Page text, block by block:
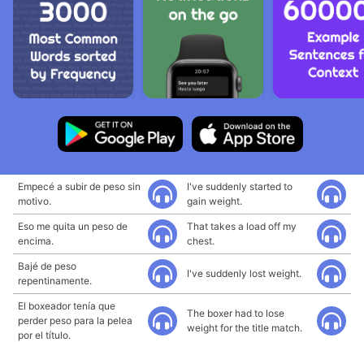
Empecé a subir de peso sin
motivo.
I've suddenly started to
gain weight.
Eso me quita un peso de
encima.
That takes a load off my
chest.
Bajé de peso
repentinamente.
I've suddenly lost weight.
El boxeador tenía que
perder peso para la pelea
por el título.
The boxer had to lose
weight for the title match.